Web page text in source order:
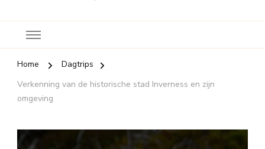
Home
Dagtrips
Verkenning van de historische stad Inverness en zijn
omgeving